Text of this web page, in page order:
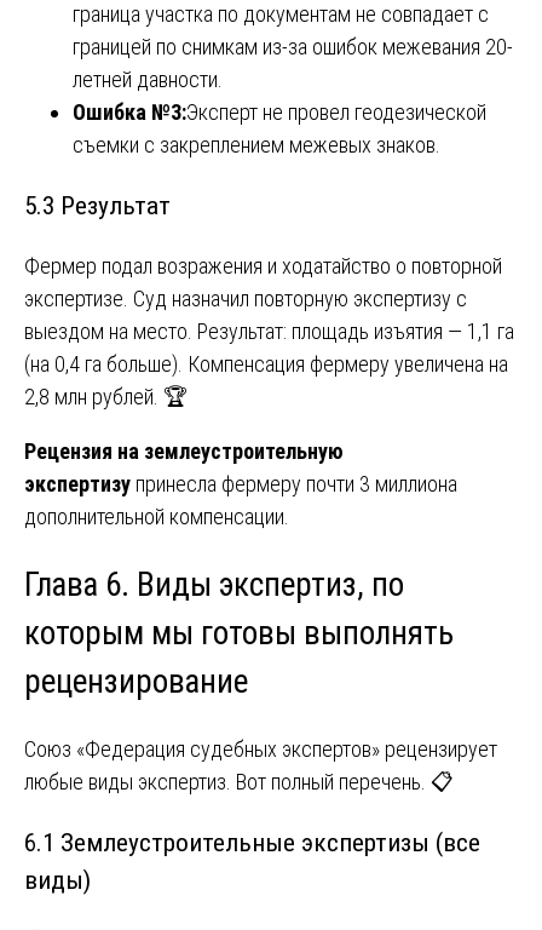
граница участка по документам не совпадает с
границей по снимкам из-за ошибок межевания 20-
летней давности.
Ошибка №3:Эксперт не провел геодезической
съемки с закреплением межевых знаков.
5.3 Результат
Фермер подал возражения и ходатайство о повторной
экспертизе. Суд назначил повторную экспертизу с
выездом на место. Результат: площадь изъятия — 1,1 га
(на 0,4 га больше). Компенсация фермеру увеличена на
2,8 млн рублей. 🏆
Рецензия на землеустроительную
экспертизу принесла фермеру почти 3 миллиона
дополнительной компенсации.
Глава 6. Виды экспертиз, по
которым мы готовы выполнять
рецензирование
Союз «Федерация судебных экспертов» рецензирует
любые виды экспертиз. Вот полный перечень. 📋
6.1 Землеустроительные экспертизы (все
виды)